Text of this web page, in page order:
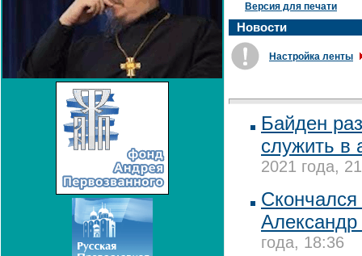
Версия для печати
Новости
Настройка ленты
Байден
служить
2021 года,
Александр
года, 18:36